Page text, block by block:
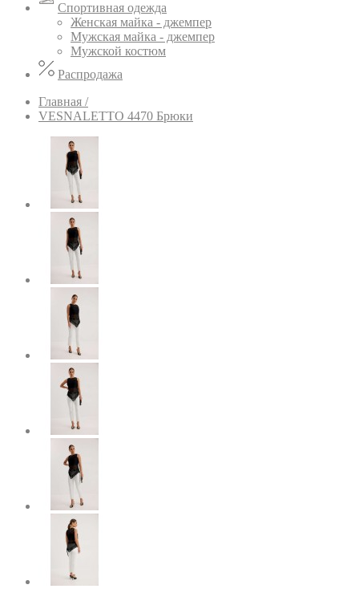
Спортивная одежда
Женская майка - джемпер
Мужская майка - джемпер
Мужской костюм
Распродажа
Главная /
VESNALETTO 4470 Брюки